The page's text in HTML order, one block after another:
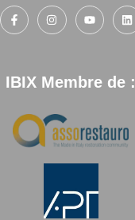
IBIX Membre de :